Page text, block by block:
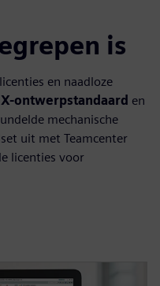
is
en naadloze
ontwerpstandaard en
mechanische
uit met Teamcenter
licenties voor